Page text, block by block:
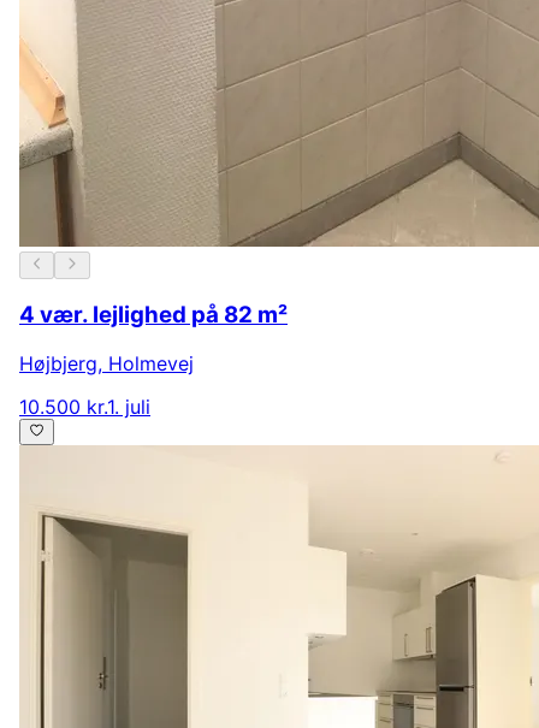
4 vær. lejlighed på 82 m²
Højbjerg, Holmevej
10.500 kr.1. juli